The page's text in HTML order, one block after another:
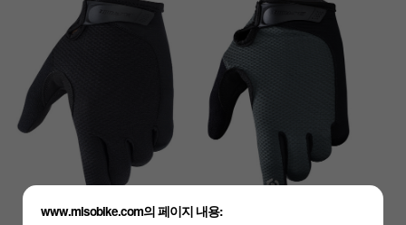
www.misobike.com의 페이지 내용: